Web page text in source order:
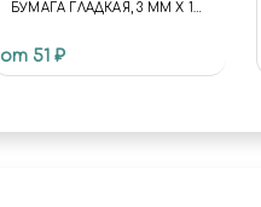
БУМАГА ГЛАДКАЯ, 3 ММ Х 18
от 51 ₽